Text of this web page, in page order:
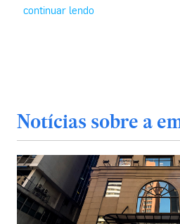
continuar lendo
Notícias sobre a